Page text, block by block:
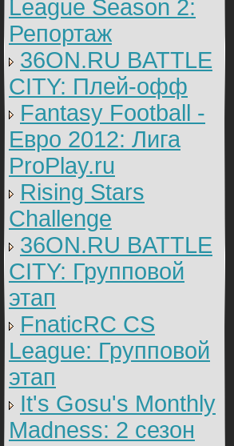
League Season 2:
Репортаж
36ON.RU BATTLE
CITY: Плей-офф
Fantasy Football -
Евро 2012: Лига
ProPlay.ru
Rising Stars
Challenge
36ON.RU BATTLE
CITY: Групповой
этап
FnaticRC CS
League: Групповой
этап
It's Gosu's Monthly
Madness: 2 сезон